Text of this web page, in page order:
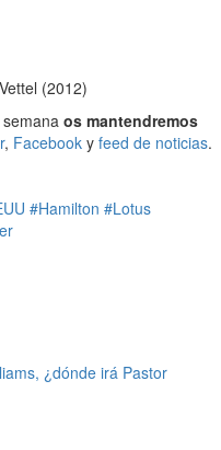
(2012)
os mantendremos
, Facebook y feed de noticias.
#Hamilton #Lotus
¿dónde irá Pastor